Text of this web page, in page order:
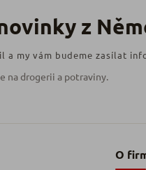
a my vám budeme zasílat
O